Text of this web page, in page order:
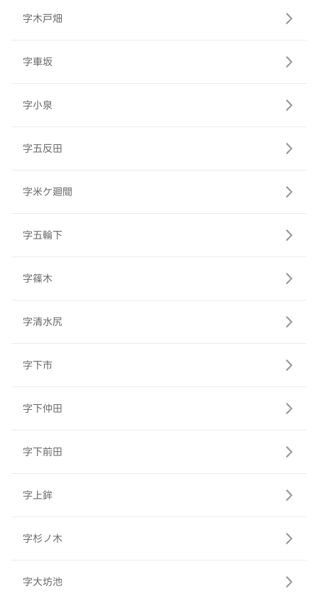
字木戸畑
字車坂
字小泉
字五反田
字米ケ廻間
字五輪下
字篠木
字清水尻
字下市
字下仲田
字下前田
字上鉾
字杉ノ木
字大坊池